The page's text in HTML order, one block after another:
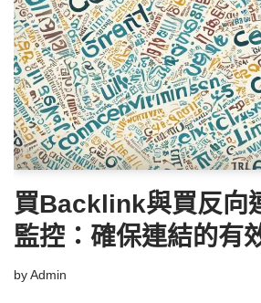
買Backlink與買反向
監控：確保連結的有
byAdmin